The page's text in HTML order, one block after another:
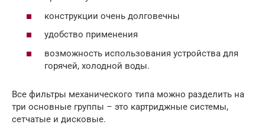
конструкции очень долговечны
удобство применения
возможность использования устройства для
горячей, холодной воды.
Все фильтры механического типа можно разделить на
три основные группы – это картриджные системы,
сетчатые и дисковые.